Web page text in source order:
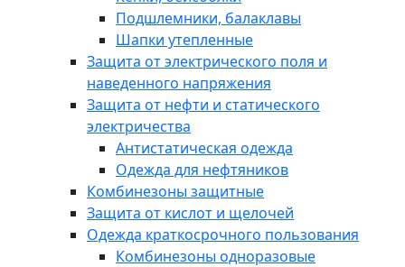
Подшлемники, балаклавы
Шапки утепленные
Защита от электрического поля и
наведенного напряжения
Защита от нефти и статического
электричества
Антистатическая одежда
Одежда для нефтяников
Комбинезоны защитные
Защита от кислот и щелочей
Одежда краткосрочного пользования
Комбинезоны одноразовые